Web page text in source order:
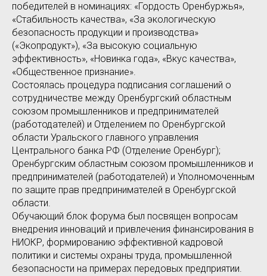
победителей в номинациях: «Гордость Оренбуржья»,
«Стабильность качества», «За экологическую
безопасность продукции и производства»
(«Экопродукт»), «За высокую социальную
эффективность», «Новинка года», «Вкус качества»,
«Общественное признание».
Состоялась процедура подписания соглашений о
сотрудничестве между Оренбургский областным
союзом промышленников и предпринимателей
(работодателей) и Отделением по Оренбургской
области Уральского главного управления
Центрального банка РФ (Отделение Оренбург);
Оренбургским областным союзом промышленников и
предпринимателей (работодателей) и Уполномоченным
по защите прав предпринимателей в Оренбургской
области.
Обучающий блок форума был посвящен вопросам
внедрения инноваций и привлечения финансирования в
НИОКР, формированию эффективной кадровой
политики и системы охраны труда, промышленной
безопасности на примерах передовых предприятии.